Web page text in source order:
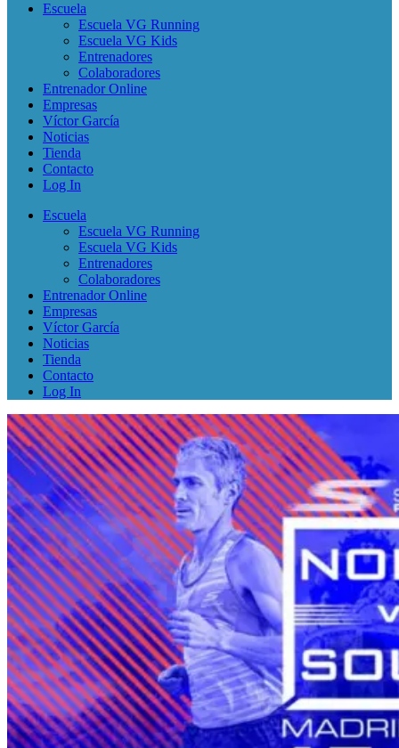
Escuela
Escuela VG Running
Escuela VG Kids
Entrenadores
Colaboradores
Entrenador Online
Empresas
Víctor García
Noticias
Tienda
Contacto
Log In
Escuela
Escuela VG Running
Escuela VG Kids
Entrenadores
Colaboradores
Entrenador Online
Empresas
Víctor García
Noticias
Tienda
Contacto
Log In